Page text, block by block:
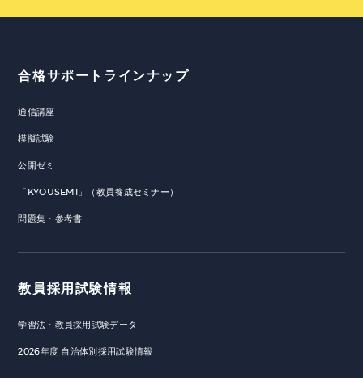
合格サポートラインナップ
通信講座
模擬試験
公開ゼミ
「KYOUSEMI」（教員養成セミナー）
問題集・参考書
教員採用試験情報
学習法・教員採用試験データ
2026年度 自治体別採用試験情報